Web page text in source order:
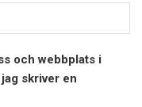
och webbplats i
skriver en